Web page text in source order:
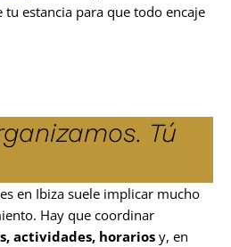
tu estancia para que todo encaje
Tú
en Ibiza suele implicar mucho
Hay que coordinar
actividades, horarios y, en